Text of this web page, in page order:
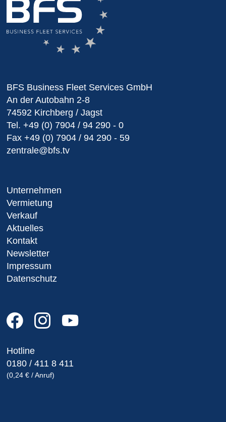
BFS Business Fleet Services GmbH
An der Autobahn 2-8
74592 Kirchberg / Jagst
Tel. +49 (0) 7904 / 94 290 - 0
Fax +49 (0) 7904 / 94 290 - 59
zentrale@bfs.tv
Unternehmen
Vermietung
Verkauf
Aktuelles
Kontakt
Newsletter
Impressum
Datenschutz
Hotline
0180 / 411 8 411
(0,24 € / Anruf)